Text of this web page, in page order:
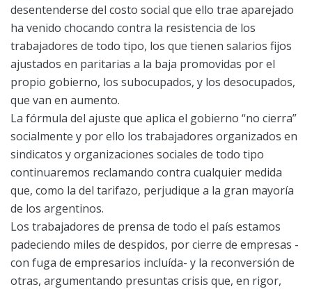
desentenderse del costo social que ello trae aparejado
ha venido chocando contra la resistencia de los
trabajadores de todo tipo, los que tienen salarios fijos
ajustados en paritarias a la baja promovidas por el
propio gobierno, los subocupados, y los desocupados,
que van en aumento.
La fórmula del ajuste que aplica el gobierno “no cierra”
socialmente y por ello los trabajadores organizados en
sindicatos y organizaciones sociales de todo tipo
continuaremos reclamando contra cualquier medida
que, como la del tarifazo, perjudique a la gran mayoría
de los argentinos.
Los trabajadores de prensa de todo el país estamos
padeciendo miles de despidos, por cierre de empresas -
con fuga de empresarios incluída- y la reconversión de
otras, argumentando presuntas crisis que, en rigor,